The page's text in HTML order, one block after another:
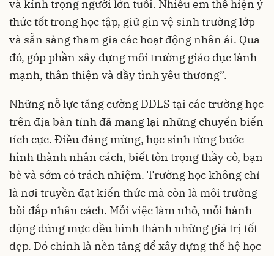
và kính trọng người lớn tuổi. Nhiều em thể hiện ý
thức tốt trong học tập, giữ gìn vệ sinh trường lớp
và sẵn sàng tham gia các hoạt động nhân ái. Qua
đó, góp phần xây dựng môi trường giáo dục lành
mạnh, thân thiện và đầy tình yêu thương”.
Những nỗ lực tăng cường ĐĐLS tại các trường học
trên địa bàn tỉnh đã mang lại những chuyển biến
tích cực. Điều đáng mừng, học sinh từng bước
hình thành nhân cách, biết tôn trọng thầy cô, bạn
bè và sớm có trách nhiệm. Trường học không chỉ
là nơi truyền đạt kiến thức mà còn là môi trường
bồi đắp nhân cách. Mỗi việc làm nhỏ, mỗi hành
động đúng mực đều hình thành những giá trị tốt
đẹp. Đó chính là nền tảng để xây dựng thế hệ học